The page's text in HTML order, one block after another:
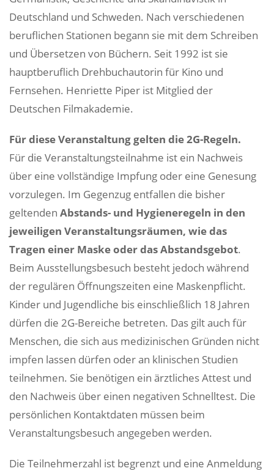
Deutschland und Schweden. Nach verschiedenen
beruflichen Stationen begann sie mit dem Schreiben
und Übersetzen von Büchern. Seit 1992 ist sie
hauptberuflich Drehbuchautorin für Kino und
Fernsehen. Henriette Piper ist Mitglied der
Deutschen Filmakademie.
Für diese Veranstaltung gelten die 2G-Regeln.
Für die Veranstaltungsteilnahme ist ein Nachweis
über eine vollständige Impfung oder eine Genesung
vorzulegen. Im Gegenzug entfallen die bisher
geltenden Abstands- und Hygieneregeln in den
jeweiligen Veranstaltungsräumen, wie das
Tragen einer Maske oder das Abstandsgebot.
Beim Ausstellungsbesuch besteht jedoch während
der regulären Öffnungszeiten eine Maskenpflicht.
Kinder und Jugendliche bis einschließlich 18 Jahren
dürfen die 2G-Bereiche betreten. Das gilt auch für
Menschen, die sich aus medizinischen Gründen nicht
impfen lassen dürfen oder an klinischen Studien
teilnehmen. Sie benötigen ein ärztliches Attest und
den Nachweis über einen negativen Schnelltest. Die
persönlichen Kontaktdaten müssen beim
Veranstaltungsbesuch angegeben werden.
Die Teilnehmerzahl ist begrenzt und eine Anmeldung